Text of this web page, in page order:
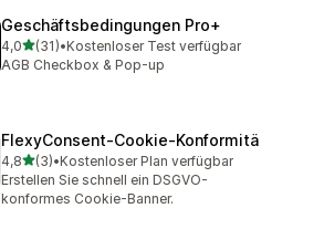
Geschäftsbedingungen Pro+
4,0von 5 Sternen
(31)
31 Rezensionen insgesamt
•Kostenloser Test verfügbar
AGB Checkbox & Pop-up
FlexyConsent‑Cookie‑Konformitä
4,8von 5 Sternen
(3)
3 Rezensionen insgesamt
•Kostenloser Plan verfügbar
Erstellen Sie schnell ein DSGVO-
konformes Cookie-Banner.